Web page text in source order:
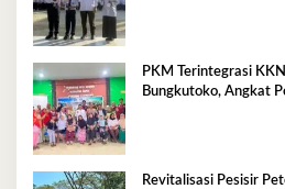
PKM Terintegrasi
Bungkutoko, Angkat
Revitalisasi Pesisir